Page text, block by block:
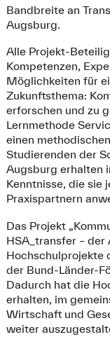
Bandbreite an
Augsburg.
Alle Projekt-
Kompetenzen,
Möglichkeiten für
Zukunftsthema:
erforschen und zu
Lernmethode
einen
Studierenden der
Augsburg erhalten
Kenntnisse, die sie
Praxispartnern
Das Projekt
HSA_transfer –
Hochschulprojekte
der Bund-Länder-
Dadurch hat die
erhalten, im
Wirtschaft und
weiter